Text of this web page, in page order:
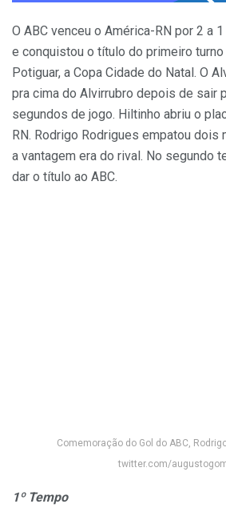
O ABC venceu o América-RN por 2 a
e conquistou o título do primeiro turno
Potiguar, a Copa Cidade do Natal. O
pra cima do Alvirrubro depois de sair
segundos de jogo. Hiltinho abriu o
RN. Rodrigo Rodrigues empatou dois
a vantagem era do rival. No segundo
dar o título ao ABC.
Comemoração do Gol do ABC,
twitter.com/
1º Tempo